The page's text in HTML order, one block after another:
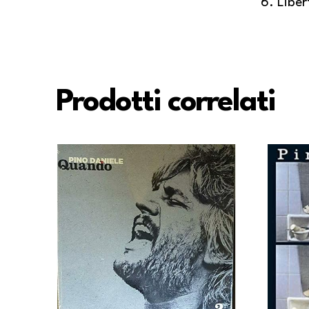
Prodotti correlati